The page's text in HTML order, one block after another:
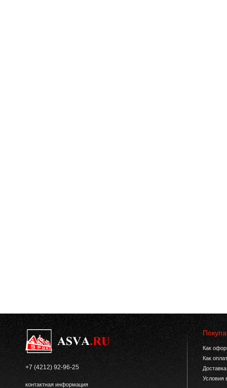
+7 (4212) 92-96-25
контактная информация
Как
Как
Условия